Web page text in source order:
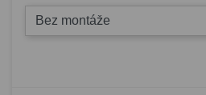
Bez montáže